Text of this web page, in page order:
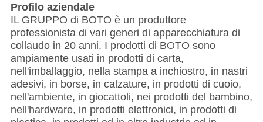
Profilo aziendale
IL GRUPPO di BOTO è un produttore
professionista di vari generi di apparecchiatura di
collaudo in 20 anni. I prodotti di BOTO sono
ampiamente usati in prodotti di carta,
nell'imballaggio, nella stampa a inchiostro, in nastri
adesivi, in borse, in calzature, in prodotti di cuoio,
nell'ambiente, in giocattoli, nei prodotti del bambino,
nell'hardware, in prodotti elettronici, in prodotti di